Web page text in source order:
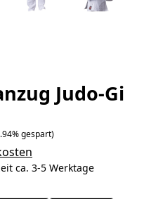
Judo-Gi
gespart)
ca. 3-5 Werktage